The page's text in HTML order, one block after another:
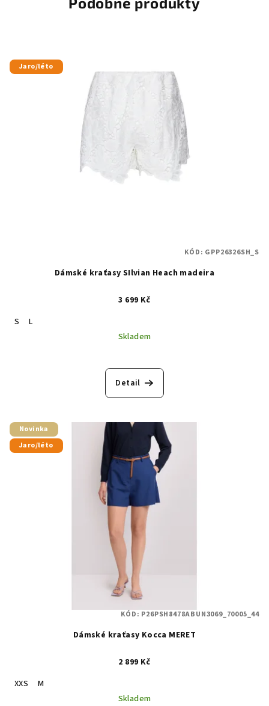
Jaro/léto
Dámské kraťasy SIlvian Heach madeira
3 699 Kč
S
L
Skladem
Detail
KÓD: GPP26326SH_S
Novinka
Jaro/léto
Dámské kraťasy Kocca MERET
2 899 Kč
XXS
M
Skladem
KÓD: P26PSH8478ABUN3069_70005_44